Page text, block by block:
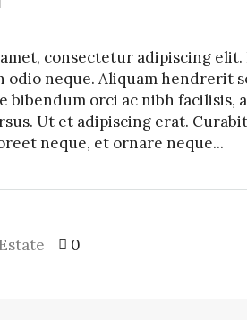
consectetur adipiscing elit.
odio neque. Aliquam hendrerit
bibendum orci ac nibh facilisis,
Ut et adipiscing erat.
neque, et ornare neque...
0